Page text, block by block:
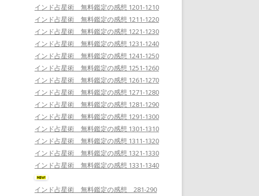
インド占星術 無料鑑定の感想 1201-1210
インド占星術 無料鑑定の感想 1211-1220
インド占星術 無料鑑定の感想 1221-1230
インド占星術 無料鑑定の感想 1231-1240
インド占星術 無料鑑定の感想 1241-1250
インド占星術 無料鑑定の感想 1251-1260
インド占星術 無料鑑定の感想 1261-1270
インド占星術 無料鑑定の感想 1271-1280
インド占星術 無料鑑定の感想 1281-1290
インド占星術 無料鑑定の感想 1291-1300
インド占星術 無料鑑定の感想 1301-1310
インド占星術 無料鑑定の感想 1311-1320
インド占星術 無料鑑定の感想 1321-1330
インド占星術 無料鑑定の感想 1331-1340
インド占星術 無料鑑定の感想 281-290